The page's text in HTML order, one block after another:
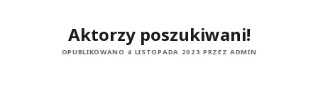
Aktorzy poszukiwani!
OPUBLIKOWANO 4 LISTOPADA 2023 PRZEZ ADMIN